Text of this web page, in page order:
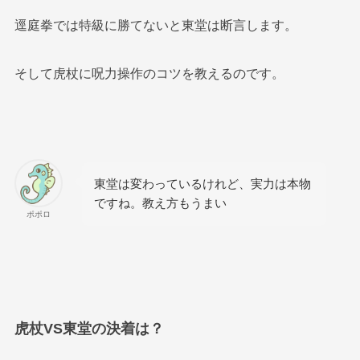
逕庭拳では特級に勝てないと東堂は断言します。
そして虎杖に呪力操作のコツを教えるのです。
ポポロ
東堂は変わっているけれど、実力は本物
ですね。教え方もうまい
虎杖VS東堂の決着は？